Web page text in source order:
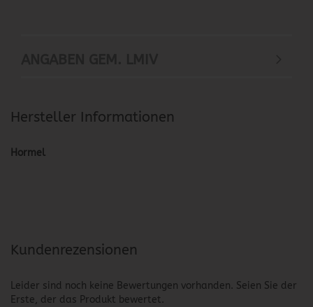
Hersteller Informationen
Hormel
Kundenrezensionen
Leider sind noch keine Bewertungen vorhanden. Seien Sie der
Erste, der das Produkt bewertet.